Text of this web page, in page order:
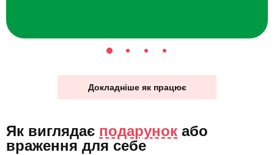
Докладніше як працює
Як виглядає подарунок або
враження для себе